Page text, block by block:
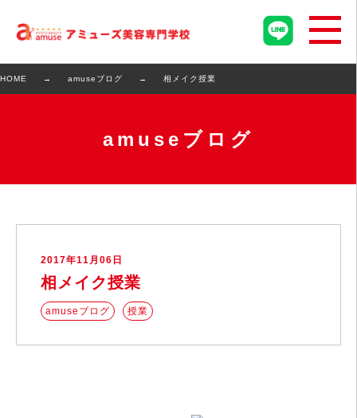
HOME amuseブログ 相メイク授業
amuseブログ
2017年11月06日
相メイク授業
amuseブログ 授業